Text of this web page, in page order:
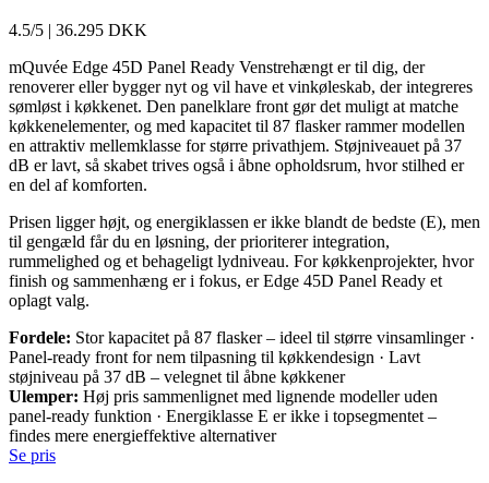
4.5/5 | 36.295 DKK
mQuvée Edge 45D Panel Ready Venstrehængt er til dig, der
renoverer eller bygger nyt og vil have et vinkøleskab, der integreres
sømløst i køkkenet. Den panelklare front gør det muligt at matche
køkkenelementer, og med kapacitet til 87 flasker rammer modellen
en attraktiv mellemklasse for større privathjem. Støjniveauet på 37
dB er lavt, så skabet trives også i åbne opholdsrum, hvor stilhed er
en del af komforten.
Prisen ligger højt, og energiklassen er ikke blandt de bedste (E), men
til gengæld får du en løsning, der prioriterer integration,
rummelighed og et behageligt lydniveau. For køkkenprojekter, hvor
finish og sammenhæng er i fokus, er Edge 45D Panel Ready et
oplagt valg.
Fordele: Stor kapacitet på 87 flasker – ideel til større vinsamlinger ·
Panel-ready front for nem tilpasning til køkkendesign · Lavt
støjniveau på 37 dB – velegnet til åbne køkkener
Ulemper: Høj pris sammenlignet med lignende modeller uden
panel-ready funktion · Energiklasse E er ikke i topsegmentet –
findes mere energieffektive alternativer
Se pris